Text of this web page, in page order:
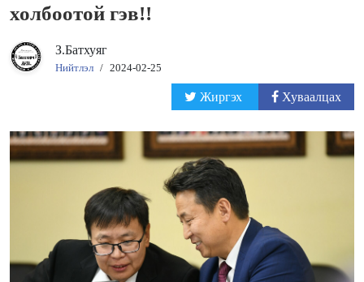
холбоотой гэв!!
З.Батхуяг
Нийтлэл / 2024-02-25
Жиргэх Хуваалцах